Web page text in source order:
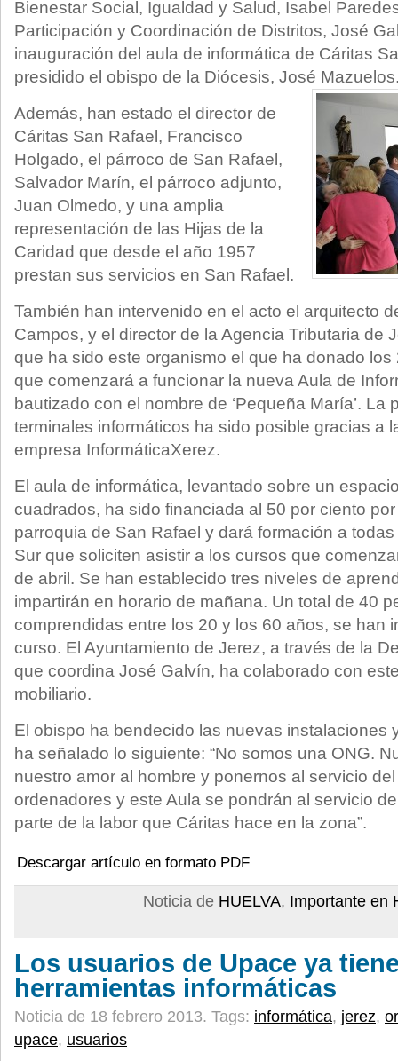
Bienestar Social, Igualdad y Salud, Isabel
Participación y Coordinación de Distritos, José
inauguración del aula de informática de Cáritas
presidido el obispo de la Diócesis, José
Además, han estado el director de
Cáritas San Rafael, Francisco
Holgado, el párroco de San Rafael,
Salvador Marín, el párroco adjunto,
Juan Olmedo, y una amplia
representación de las Hijas de la
Caridad que desde el año 1957
prestan sus servicios en San Rafael.
También han intervenido en el acto el arquitecto
Campos, y el director de la Agencia Tributaria de
que ha sido este organismo el que ha donado
que comenzará a funcionar la nueva Aula de
bautizado con el nombre de ‘Pequeña María’. La
terminales informáticos ha sido posible gracias a
empresa InformáticaXerez.
El aula de informática, levantado sobre un
cuadrados, ha sido financiada al 50 por ciento
parroquia de San Rafael y dará formación a
Sur que soliciten asistir a los cursos que
de abril. Se han establecido tres niveles de
impartirán en horario de mañana. Un total de 40
comprendidas entre los 20 y los 60 años, se han
curso. El Ayuntamiento de Jerez, a través de la
que coordina José Galvín, ha colaborado con
mobiliario.
El obispo ha bendecido las nuevas instalaciones
ha señalado lo siguiente: “No somos una ONG.
nuestro amor al hombre y ponernos al servicio
ordenadores y este Aula se pondrán al servicio
parte de la labor que Cáritas hace en la zona”.
Descargar artículo en formato PDF
Noticia de HUELVA, Importante en
Los usuarios de Upace ya
herramientas informáticas
Noticia de 18 febrero 2013. Tags: informática, jerez,
upace, usuarios